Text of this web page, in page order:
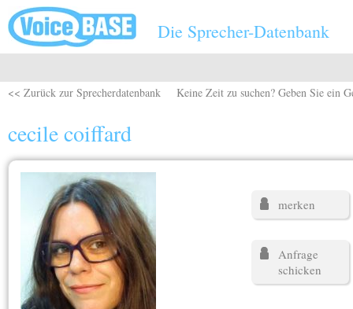
Direkt zum Inhalt
Die Sprecher-Datenbank
<< Zurück zur Sprecherdatenbank Keine Zeit zu suchen? Geben Sie ein
cecile coiffard
merken
Anfrage
schicken